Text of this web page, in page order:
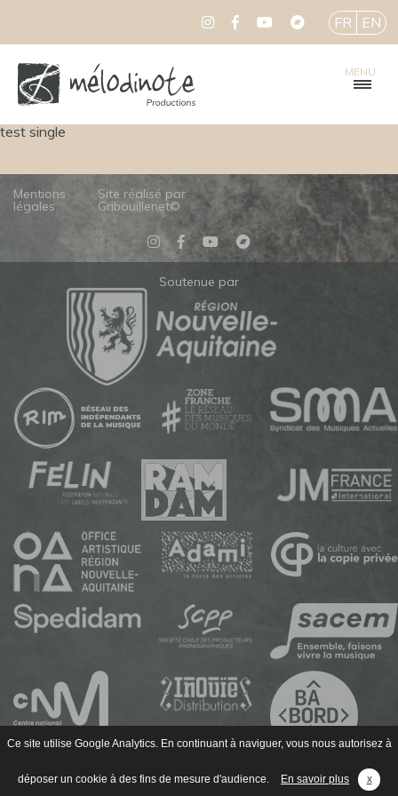
Ce site utilise Google Analytics. En continuant à naviguer, vous nous autorisez à
déposer un cookie à des fins de mesure d'audience. En savoir plus x
MENU
FR EN
test single
Mentions
légales
Site réalisé par
Gribouillenet©
Soutenue par